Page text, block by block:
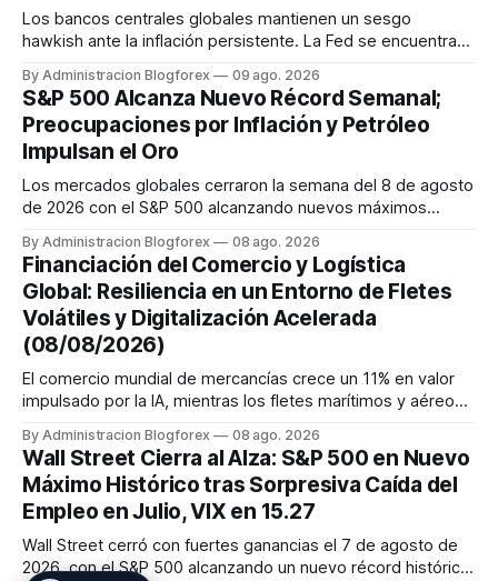
Los bancos centrales globales mantienen un sesgo
hawkish ante la inflación persistente. La Fed se encuentra
también se inclina hacia una subida de tasas en septiembre.
El Banco de Inglaterra mantiene su tasa, pero con un comité
dividido ...
By Administracion Blogforex 09 ago. 2026
S&P 500 Alcanza Nuevo Récord Semanal;
Preocupaciones por Inflación y Petróleo
Impulsan el Oro
Los mercados globales cerraron la semana del 8 de agosto
de 2026 con el S&P 500 alcanzando nuevos máximos
renta fija vio una caída en los rendimientos del Tesoro de
EE. UU. tras un informe de empleo más débil. El petróleo se
mantuvo al ...
By Administracion Blogforex 08 ago. 2026
Financiación del Comercio y Logística
Global: Resiliencia en un Entorno de Fletes
Volátiles y Digitalización Acelerada
(08/08/2026)
El comercio mundial de mercancías crece un 11% en valor
impulsado por la IA, mientras los fletes marítimos y aéreos
disrupciones geopolíticas y congestión. La financiación del
comercio, que depende en un 90% del crédito, se digitaliza
y el mercado...
By Administracion Blogforex 08 ago. 2026
Wall Street Cierra al Alza: S&P 500 en Nuevo
Máximo Histórico tras Sorpresiva Caída del
Empleo en Julio, VIX en 15.27
Wall Street cerró con fuertes ganancias el 7 de agosto de
2026, con el S&P 500 alcanzando un nuevo récord histórico